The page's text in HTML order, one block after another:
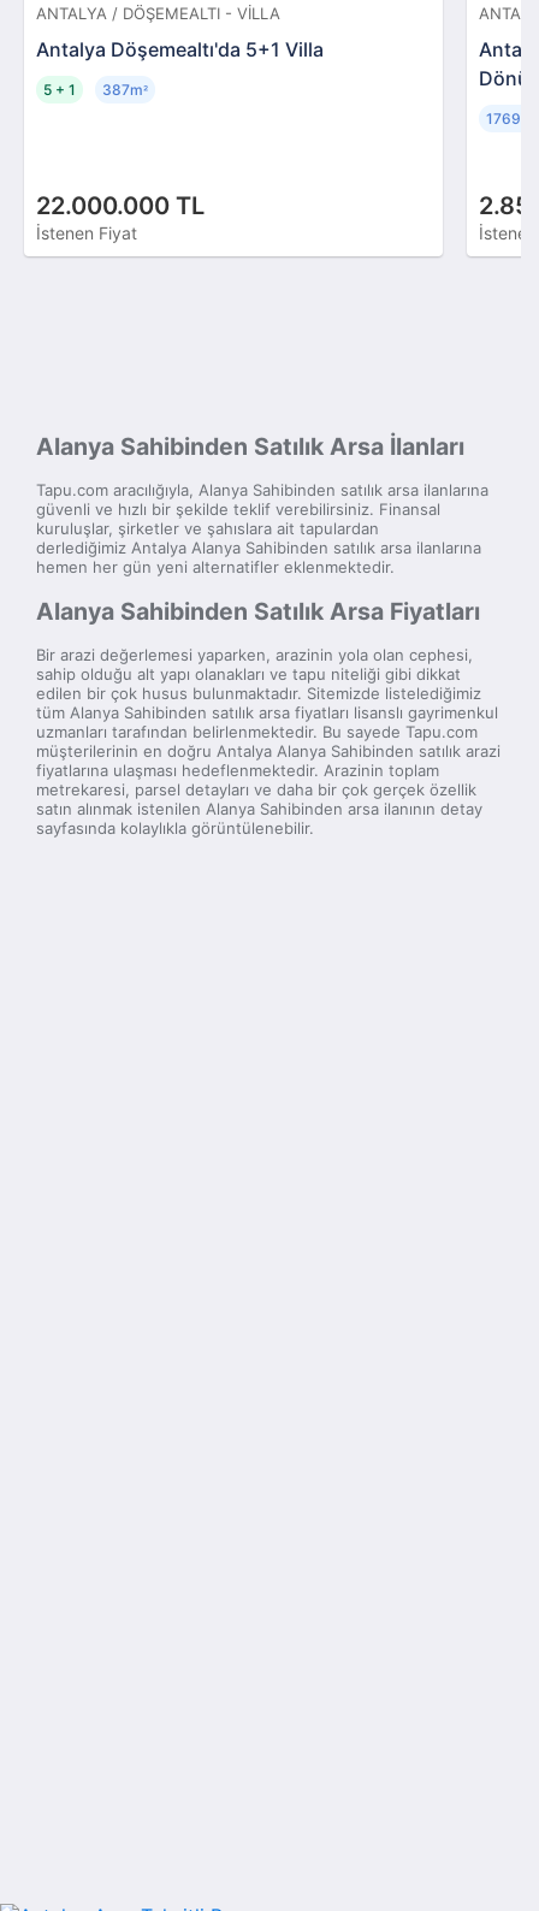
ANTALYA / DÖŞEMEALTI - VILLA
Antalya Döşemealtı'da 5+1 Villa
22.000.000 TL
İstenen Fiyat
5 + 1 387m²
Alanya Sahibinden Satılık Arsa İlanları
Tapu.com aracılığıyla, Alanya Sahibinden satılık arsa ilanlarına
güvenli ve hızlı bir şekilde teklif verebilirsiniz. Finansal
kuruluşlar, şirketler ve şahıslara ait tapulardan
derlediğimiz Antalya Alanya Sahibinden satılık arsa ilanlarına
hemen her gün yeni alternatifler eklenmektedir.
Alanya Sahibinden Satılık Arsa Fiyatları
Bir arazi değerlemesi yaparken, arazinin yola olan cephesi,
sahip olduğu alt yapı olanakları ve tapu niteliği gibi dikkat
edilen bir çok husus bulunmaktadır. Sitemizde listelediğimiz
tüm Alanya Sahibinden satılık arsa fiyatları lisanslı gayrimenkul
uzmanları tarafından belirlenmektedir. Bu sayede Tapu.com
müşterilerinin en doğru Antalya Alanya Sahibinden satılık arazi
fiyatlarına ulaşması hedeflenmektedir. Arazinin toplam
metrekaresi, parsel detayları ve daha bir çok gerçek özellik
satın alınmak istenilen Alanya Sahibinden arsa ilanının detay
sayfasında kolaylıkla görüntülenebilir.